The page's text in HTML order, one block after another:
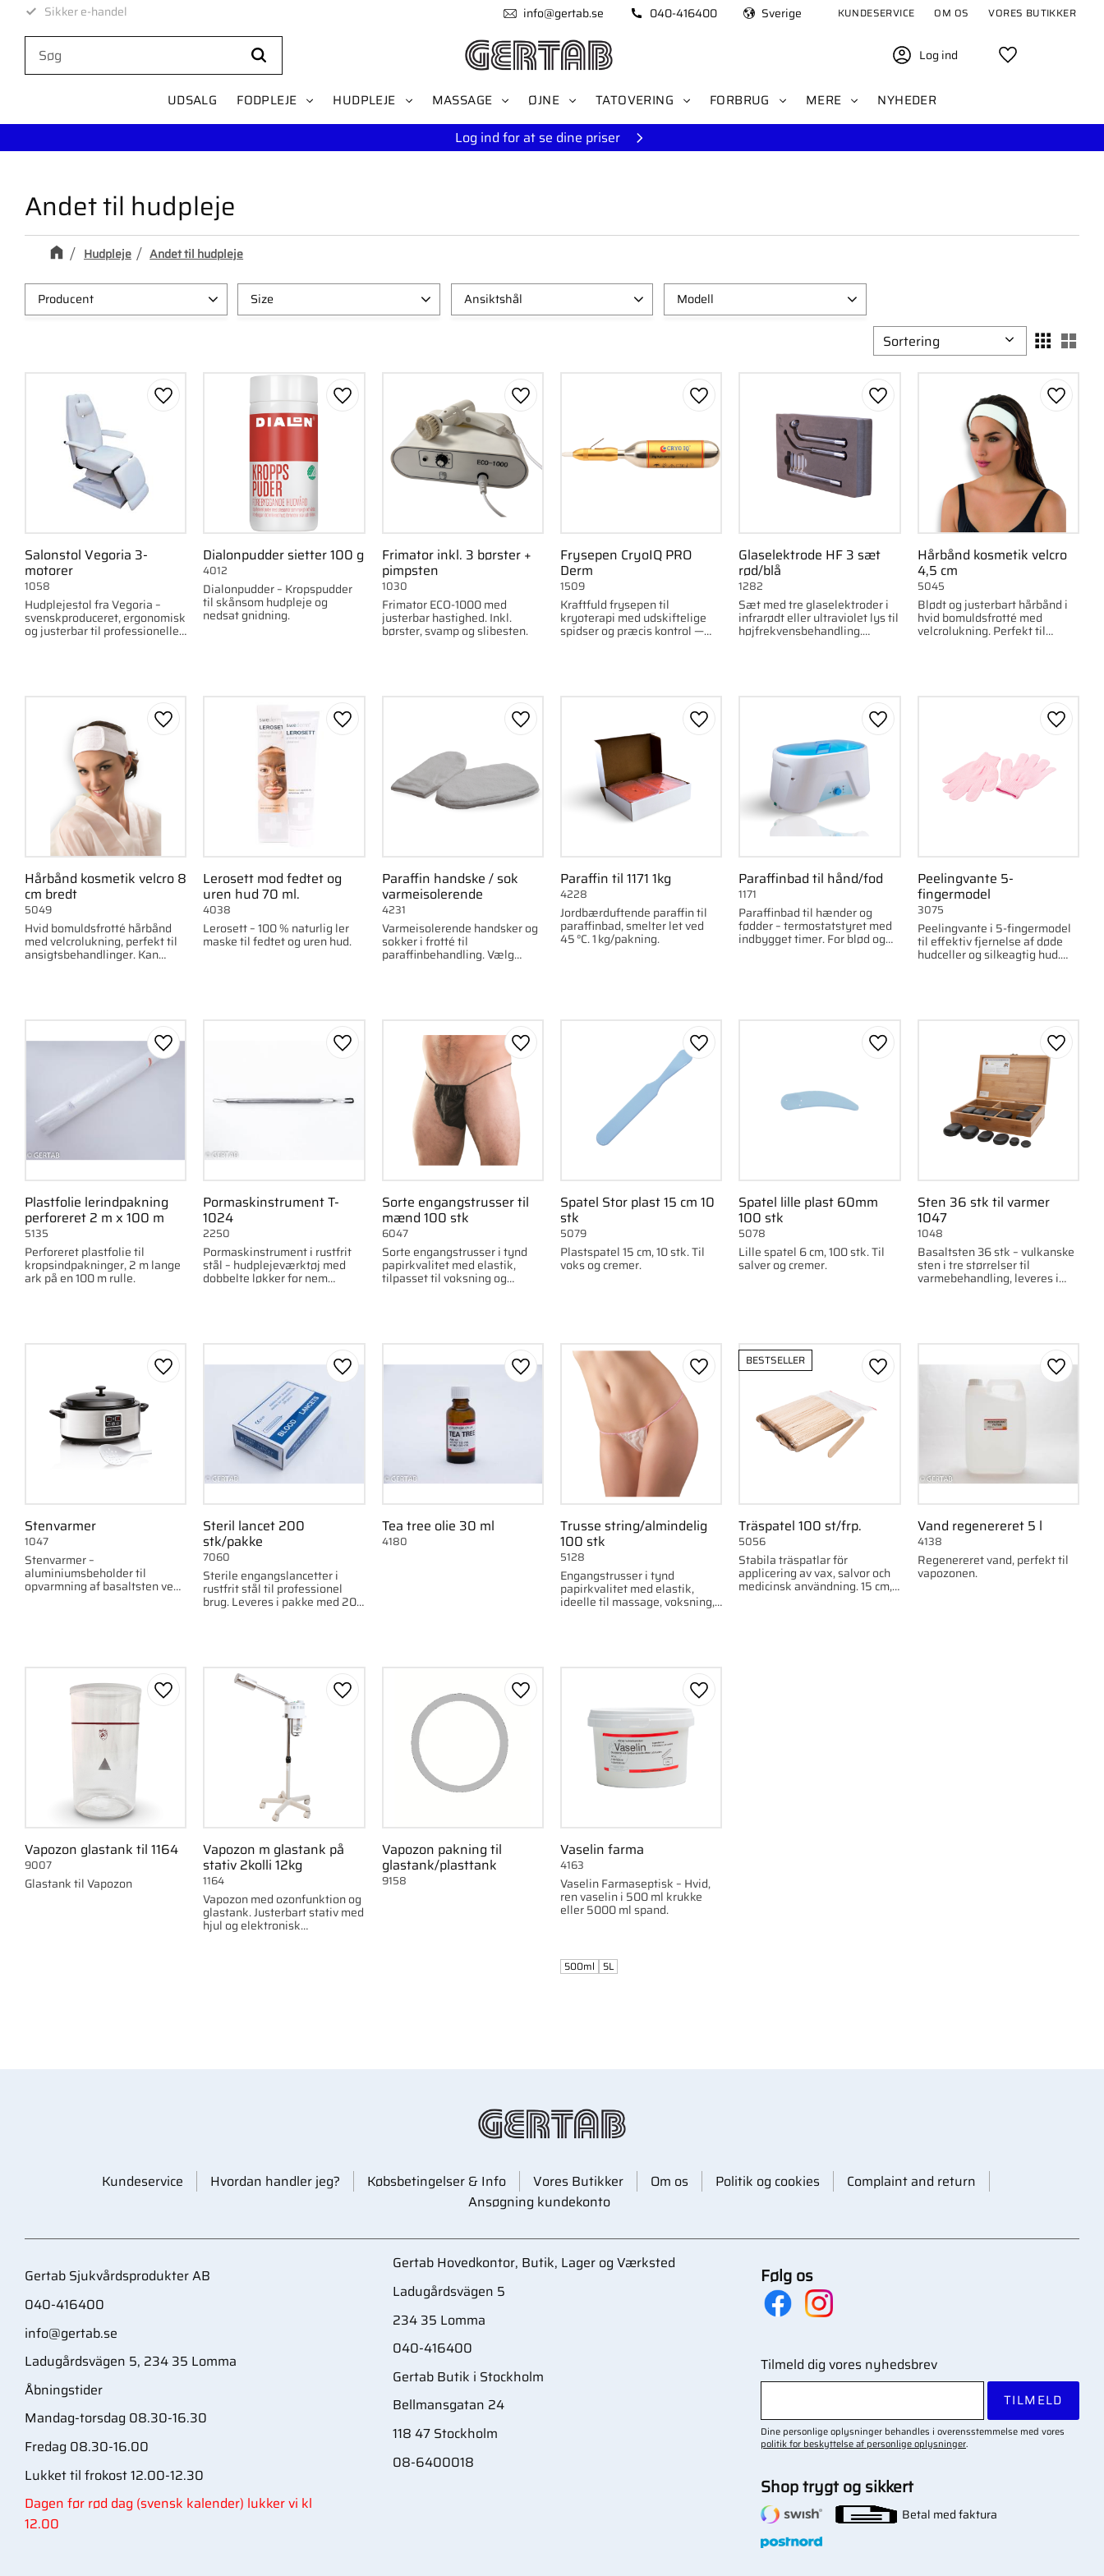
Levering på 1-4 dage info@gertab.se 040-416400 Sverige KUNDESERVICE OM OS VORES BUTIKKER
Log ind
UDSALG FODPLEJE HUDPLEJE MASSAGE ØJNE TATOVERING FORBRUG MERE NYHEDER
Log ind for at se dine priser
Andet til hudpleje
Hudpleje Andet til hudpleje
Producent
Size
Ansiktshål
Modell
Vælg sorteringsmetode
Salonstol Vegoria 3-
motorer
Hudplejestol fra Vegoria –
svenskproduceret, ergonomisk
og justerbar til professionelle
1058
Gem som favorit
Dialonpudder sietter 100 g
Dialonpudder – Kropspudder
til skånsom hudpleje og
nedsat gnidning.
4012
Gem som favorit
Frimator inkl. 3 børster +
pimpsten
Frimator ECO-1000 med
justerbar hastighed. Inkl.
børster, svamp og slibesten.
1030
Gem som favorit
Frysepen CryoIQ PRO
Derm
Kraftfuld frysepen til
kryoterapi med udskiftelige
spidser og præcis kontrol —
1509
Gem som favorit
Glaselektrode HF 3 sæt
rød/blå
Sæt med tre glaselektroder i
infrarødt eller ultraviolet lys til
højfrekvensbehandling.
1282
Gem som favorit
Hårbånd kosmetik velcro
4,5 cm
Blødt og justerbart hårbånd i
hvid bomuldsfrotté med
velcrolukning. Perfekt til
5045
Gem
Hårbånd kosmetik velcro 8
cm bredt
Hvid bomuldsfrotté hårbånd
med velcrolukning, perfekt til
ansigtsbehandlinger. Kan
5049
Gem som favorit
Lerosett mod fedtet og
uren hud 70 ml.
Lerosett – 100 % naturlig ler
maske til fedtet og uren hud.
4038
Gem som favorit
Paraffin handske / sok
varmeisolerende
Varmeisolerende handsker og
sokker i frotté til
paraffinbehandling. Vælg
4231
Gem som favorit
Paraffin til 1171 1kg
Jordbærduftende paraffin til
paraffinbad, smelter let ved
45 °C. 1 kg/pakning.
4228
Gem som favorit
Paraffinbad til hånd/fod
Paraffinbad til hænder og
fødder – termostatstyret med
indbygget timer. For blød og
1171
Gem som favorit
Peelingvante 5-
fingermodel
Peelingvante i 5-fingermodel
til effektiv fjernelse af døde
hudceller og silkeagtig hud.
3075
Gem
Plastfolie lerindpakning
perforeret 2 m x 100 m
Perforeret plastfolie til
kropsindpakninger, 2 m lange
ark på en 100 m rulle.
5135
Gem som favorit
Pormaskinstrument T-
1024
Pormaskinstrument i rustfrit
stål – hudplejeværktøj med
dobbelte løkker for nem
2250
Gem som favorit
Sorte engangstrusser til
mænd 100 stk
Sorte engangstrusser i tynd
papirkvalitet med elastik,
tilpasset til voksning og
6047
Gem som favorit
Spatel Stor plast 15 cm 10
stk
Plastspatel 15 cm, 10 stk. Til
voks og cremer.
5079
Gem som favorit
Spatel lille plast 60mm
100 stk
Lille spatel 6 cm, 100 stk. Til
salver og cremer.
5078
Gem som favorit
Sten 36 stk til varmer
1047
Basaltsten 36 stk – vulkanske
sten i tre størrelser til
varmebehandling, leveres i
1048
Gem
Stenvarmer
Stenvarmer –
aluminiumsbeholder til
opvarmning af basaltsten ved
1047
Gem som favorit
Steril lancet 200
stk/pakke
Sterile engangslancetter i
rustfrit stål til professionel
brug. Leveres i pakke med 200
7060
Gem som favorit
Tea tree olie 30 ml
4180
Gem som favorit
Trusse string/almindelig
100 stk
Engangstrusser i tynd
papirkvalitet med elastik,
ideelle til massage, voksning,
5128
Gem som favorit
Träspatel 100 st/frp.
Stabila träspatlar för
applicering av vax, salvor och
medicinsk användning. 15 cm,
5056
BESTSELLER
Gem som favorit
Vand regenereret 5 l
Regenereret vand, perfekt til
vapozonen.
4138
Gem
Vapozon glastank til 1164
Glastank til Vapozon
9007
Gem som favorit
Vapozon m glastank på
stativ 2kolli 12kg
Vapozon med ozonfunktion og
glastank. Justerbart stativ med
hjul og elektronisk
1164
Gem som favorit
Vapozon pakning til
glastank/plasttank
9158
Gem som favorit
Vaselin farma
Vaselin Farmaseptisk – Hvid,
ren vaselin i 500 ml krukke
eller 5000 ml spand.
4163
Gem som favorit
500ml 5L
Kundeservice Hvordan handler jeg? Købsbetingelser & Info Vores Butikker Om os Politik og cookies
Complaint and return
Ansøgning kundekonto
Gertab Sjukvårdsprodukter AB
040-416400
info@gertab.se
Ladugårdsvägen 5, 234 35 Lomma
Åbningstider
Mandag-torsdag 08.30-16.30
Fredag 08.30-16.00
Lukket til frokost 12.00-12.30
Dagen før rød dag (svensk kalender) lukker vi kl
12.00
Gertab Hovedkontor, Butik, Lager og Værksted
Ladugårdsvägen 5
234 35 Lomma
040-416400
Gertab Butik i Stockholm
Bellmansgatan 24
118 47 Stockholm
08-6400018
Følg os
Tilmeld dig vores nyhedsbrev
TILMELD
Dine personlige oplysninger behandles i overensstemmelse med vores
politik for beskyttelse af personlige oplysninger.
Shop trygt og sikkert
Betal med faktura